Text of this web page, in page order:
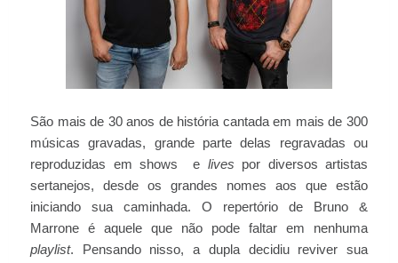
São mais de 30 anos de história cantada em mais de 300
músicas gravadas, grande parte delas regravadas ou
reproduzidas em shows e lives por diversos artistas
sertanejos, desde os grandes nomes aos que estão
iniciando sua caminhada. O repertório de Bruno &
Marrone é aquele que não pode faltar em nenhuma
playlist. Pensando nisso, a dupla decidiu reviver sua